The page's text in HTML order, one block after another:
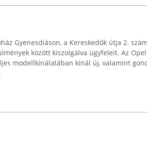
Gyenesdiáson, a Kereskedők útja 2.
között kiszolgálva ügyfeleit. Az
modellkínálatában kínál új, valamint